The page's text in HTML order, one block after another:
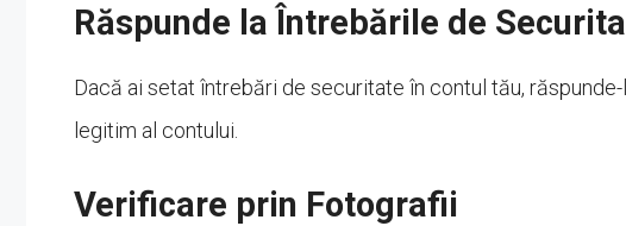
Răspunde la Întrebările de
Dacă ai setat întrebări de securitate în contul tău,
legitim al contului.
Verificare prin Fotografii